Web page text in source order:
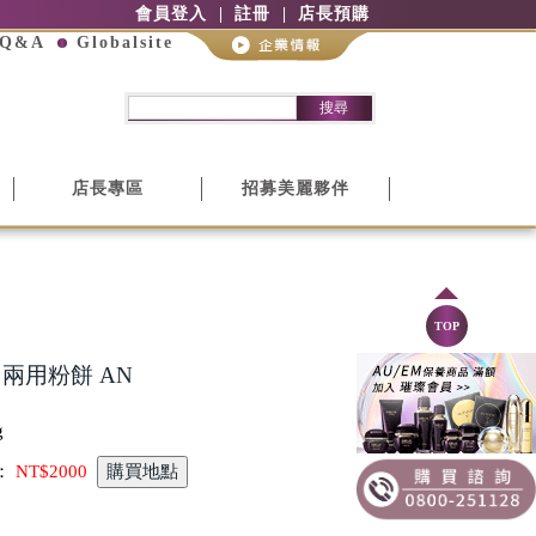
店長預購
註冊
會員登入
Globalsite
搜尋
店長專區 招募美麗夥伴
兩用粉餅 AN
NT$2000
TOP